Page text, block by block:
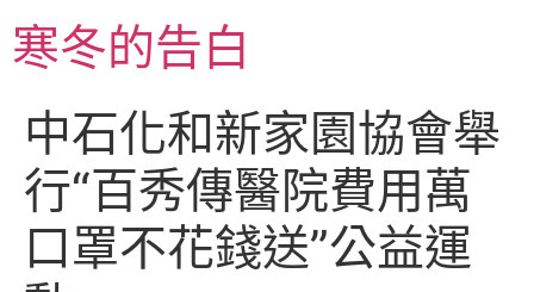
至
主寒冬的告白
中石化和新家園協會舉
行“百秀傳醫院費用萬
口罩不花錢送”公益運